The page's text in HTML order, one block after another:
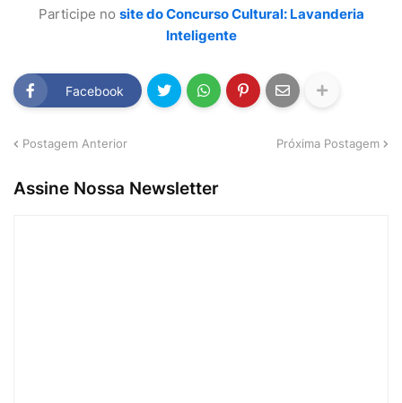
Participe no site do Concurso Cultural: Lavanderia
Inteligente
Facebook
Postagem Anterior Próxima Postagem
Assine Nossa Newsletter